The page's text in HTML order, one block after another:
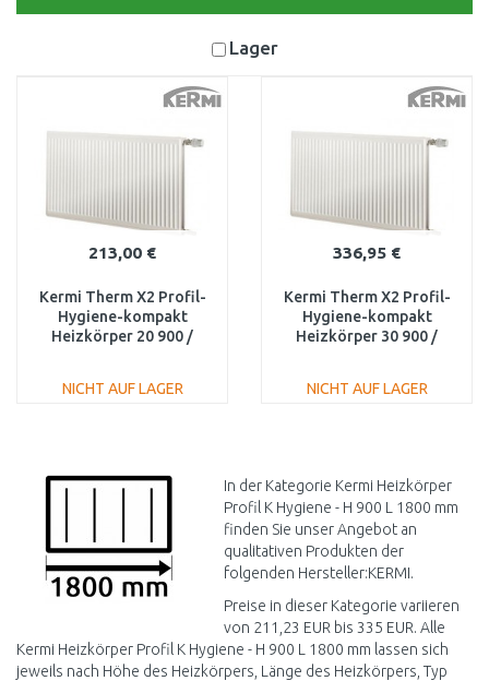
Lager
213,00 €
Kermi Therm X2 Profil-
Hygiene-kompakt
Heizkörper 20 900 /
NICHT AUF LAGER
Vergleichen
336,95 €
Kermi Therm X2 Profil-
Hygiene-kompakt
Heizkörper 30 900 /
NICHT AUF LAGER
Vergleichen
In der Kategorie Kermi Heizkörper
Profil K Hygiene - H 900 L 1800 mm
finden Sie unser Angebot an
qualitativen Produkten der
folgenden Hersteller:KERMI.
Preise in dieser Kategorie variieren
von 211,23 EUR bis 335 EUR. Alle
Kermi Heizkörper Profil K Hygiene - H 900 L 1800 mm lassen sich
jeweils nach Höhe des Heizkörpers, Länge des Heizkörpers, Typ